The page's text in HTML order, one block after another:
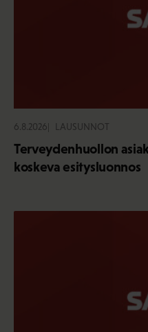
6.8.2026 LAUSUNNOT
Terveydenhuollon
koskeva esitysluonnos